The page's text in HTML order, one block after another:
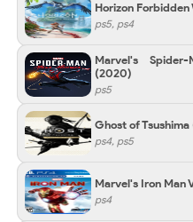
Horizon Forbidden
ps5, ps4
Marvel's
(2020)
ps5
Ghost of Tsushima
ps4, ps5
Marvel's Iron Man
ps4